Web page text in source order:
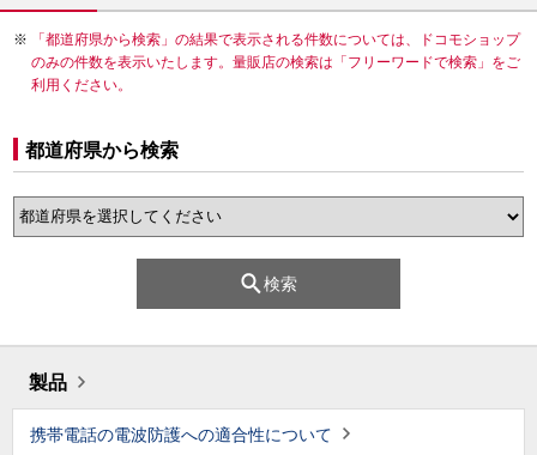
「都道府県から検索」の結果で表示される件数については、ドコモショップ
のみの件数を表示いたします。量販店の検索は「フリーワードで検索」をご
利用ください。
都道府県から検索
検索
製品
携帯電話の電波防護への適合性について